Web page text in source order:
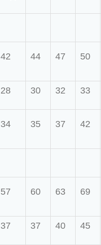
42 44 47 50
28 30 32 33
34 35 37 42
57 60 63 69
37 37 40 45